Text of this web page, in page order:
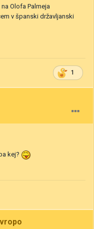
Olofa Palmeja
v španski državljanski
1
kej?